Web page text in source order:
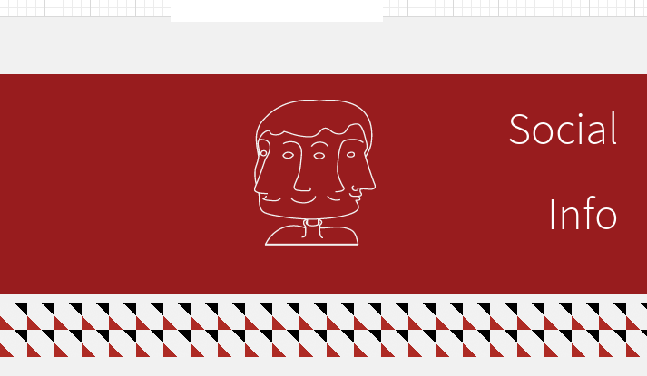
Social
Info